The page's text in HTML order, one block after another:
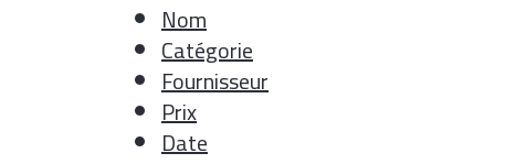
Nom
Catégorie
Fournisseur
Prix
Date